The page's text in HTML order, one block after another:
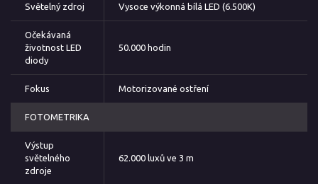
Světelný zdroj Vysoce výkonná bílá LED (6.500K)
Očekávaná
životnost LED
diody
50.000 hodin
Fokus Motorizované ostření
FOTOMETRIKA
Výstup
světelného
zdroje
62.000 luxů ve 3 m